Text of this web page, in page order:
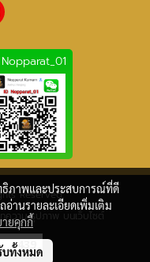
Nopparat_01
Reserved.
ความ-รูปภาพ บนเว็บไซต์
439
ธิภาพและประสบการณ์ที่ดี
อ่านรายละเอียดเพิ่มเติม
ยคุกกี้
บทั้งหมด